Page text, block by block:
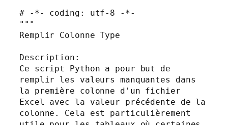
# -*- coding: utf-8 -*-
"""
Remplir Colonne Type
Description:
Ce script Python a pour but de
remplir les valeurs manquantes dans
la première colonne d'un fichier
Excel avec la valeur précédente de la
colonne. Cela est particulièrement